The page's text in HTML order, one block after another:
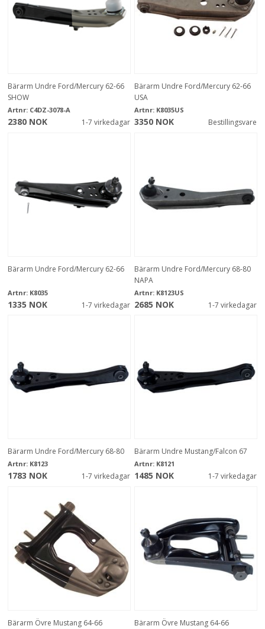
Bärarm Undre Ford/Mercury 62-66
SHOW
Artnr: C4DZ-3078-A
2380 NOK 1-7 virkedagar
Bärarm Undre Ford/Mercury 62-66
USA
Artnr: K8035US
3350 NOK Bestillingsvare
Bärarm Undre Ford/Mercury 62-66
Artnr: K8035
1335 NOK 1-7 virkedagar
Bärarm Undre Ford/Mercury 68-80
NAPA
Artnr: K8123US
2685 NOK 1-7 virkedagar
Bärarm Undre Ford/Mercury 68-80
Artnr: K8123
1783 NOK 1-7 virkedagar
Bärarm Undre Mustang/Falcon 67
Artnr: K8121
1485 NOK 1-7 virkedagar
Bärarm Övre Mustang 64-66 Bärarm Övre Mustang 64-66